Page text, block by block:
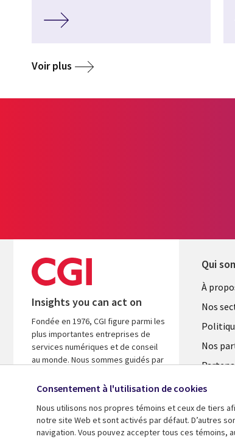
Voir plus
Insights you can act on
Fondée en 1976, CGI figure parmi les
plus importantes entreprises de
services numériques et de conseil
au monde. Nous sommes guidés par
d’accélérer le rendement de vos
A propos de CGI
Qui
links
À
Nos
Nos
Fusions
Consentement à l'utilisation de cookies
Nous utilisons nos propres témoins et ceux de tiers
notre site Web et sont activés par défaut. D’autres
navigation. Vous pouvez accepter tous ces témoins,